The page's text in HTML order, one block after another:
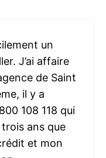
un
J’ai affaire
de Saint
il y a
108 118 qui
ans que
et mon